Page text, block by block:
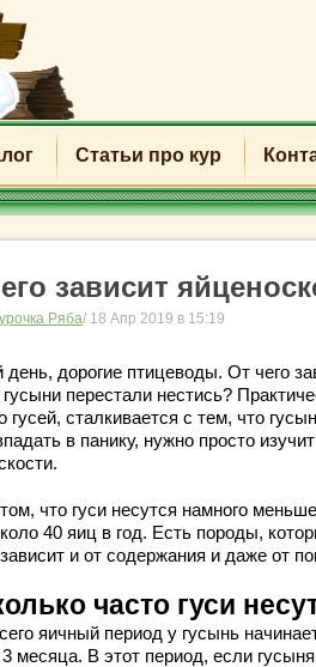
Статьи про кур
зависит
Ряба/ 18 Апр 2019 в 15:19
дорогие птицеводы. От чего
перестали нестись?
гусей, сталкивается с тем, что
в панику, нужно просто
что гуси несутся намного
40 яиц в год. Есть породы,
и от содержания и даже от
часто гуси
яичный период у гусынь
месяца. В этот период, если